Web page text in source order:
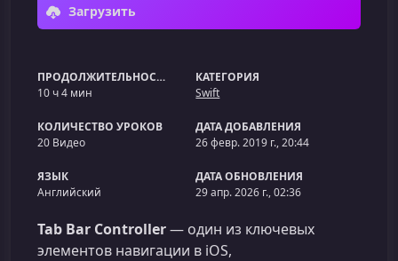
Загрузить
ПРОДОЛЖИТЕЛЬНОСТЬ
10 ч 4 мин
КАТЕГОРИЯ
Swift
КОЛИЧЕСТВО УРОКОВ
20 Видео
ДАТА ДОБАВЛЕНИЯ
26 февр. 2019 г., 20:44
ЯЗЫК
Английский
ДАТА ОБНОВЛЕНИЯ
29 апр. 2026 г., 02:36
Tab Bar Controller— один из ключевых
элементов навигации в iOS,